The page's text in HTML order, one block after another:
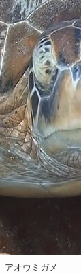
アオウミガメ